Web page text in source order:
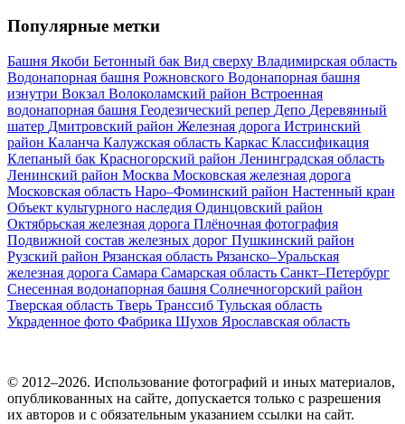
Популярные метки
Башня Якоби Бетонный бак Вид сверху Владимирская область
Водонапорная башня Рожновского Водонапорная башня
изнутри Вокзал Волоколамский район Встроенная
водонапорная башня Геодезический репер Депо Деревянный
шатер Дмитровский район Железная дорога Истринский
район Каланча Калужская область Каркас Классификация
Клепаный бак Красногорский район Ленинградская область
Ленинский район Москва Московская железная дорога
Московская область Наро–Фоминский район Настенный кран
Объект культурного наследия Одинцовский район
Октябрьская железная дорога Плёночная фотография
Подвижной состав железных дорог Пушкинский район
Рузский район Рязанская область Рязанско–Уральская
железная дорога Самара Самарская область Санкт–Петербург
Снесенная водонапорная башня Солнечногорский район
Тверская область Тверь Транссиб Тульская область
Украденное фото Фабрика Шухов Ярославская область
© 2012–2026. Использование фотографий и иных материалов,
опубликованных на сайте, допускается только с разрешения
их авторов и c обязательным указанием ссылки на сайт.